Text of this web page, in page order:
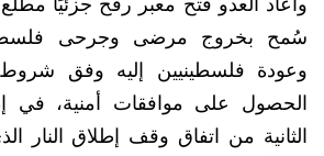
سُمح بخروج مرضى وجرحى
وعودة فلسطينيين إليه وفق شروط
الحصول على موافقات أمنية، في
الثانية من اتفاق وقف إطلاق النار